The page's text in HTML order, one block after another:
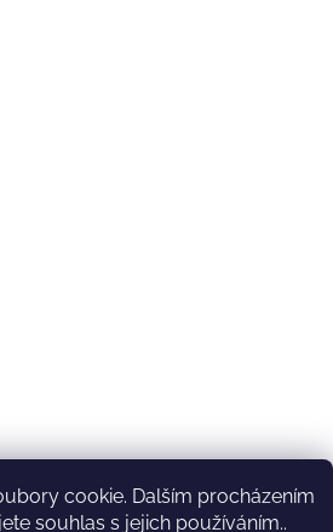
cookie. Dalším procházením
souhlas s jejich používáním..